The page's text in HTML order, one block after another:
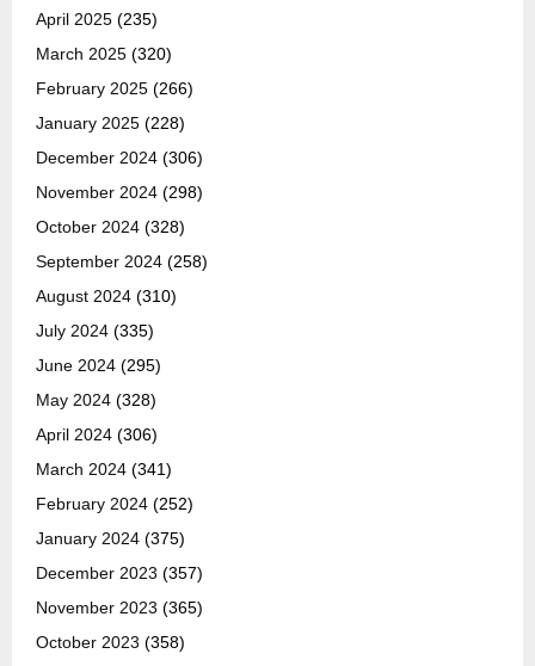
April 2025 (235)
March 2025 (320)
February 2025 (266)
January 2025 (228)
December 2024 (306)
November 2024 (298)
October 2024 (328)
September 2024 (258)
August 2024 (310)
July 2024 (335)
June 2024 (295)
May 2024 (328)
April 2024 (306)
March 2024 (341)
February 2024 (252)
January 2024 (375)
December 2023 (357)
November 2023 (365)
October 2023 (358)